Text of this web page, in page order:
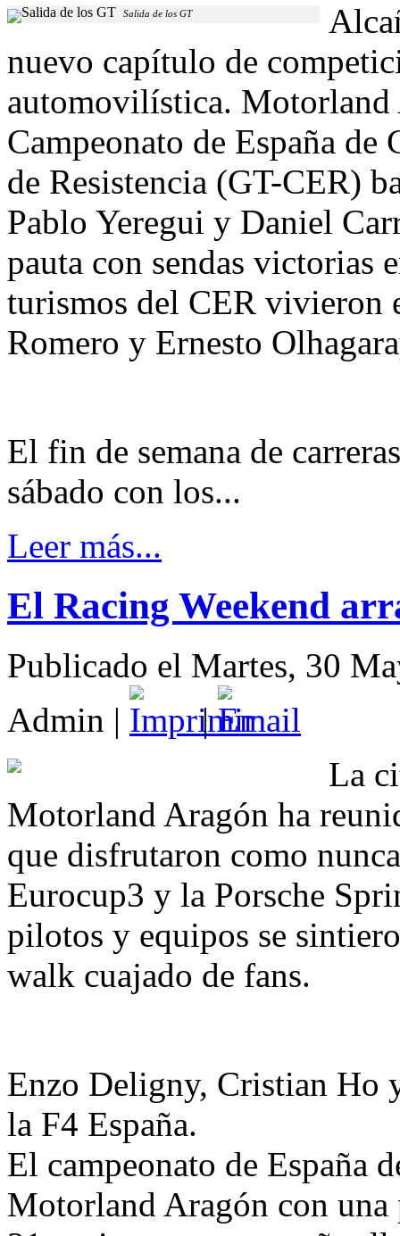
Salida de los GT
nuevo capítulo de
automovilística. Motorland
Campeonato de España de
de Resistencia (GT-CER)
Pablo Yeregui y Daniel
pauta con sendas victorias
turismos del CER vivieron
Romero y Ernesto
El fin de semana de
sábado con los...
Leer más...
El Racing Weekend
Publicado el Martes, 30
Admin |
|
La
Motorland Aragón ha
que disfrutaron como
Eurocup3 y la Porsche
pilotos y equipos se
walk cuajado de fans.
Enzo Deligny, Cristian Ho
la F4 España.
El campeonato de España
Motorland Aragón con